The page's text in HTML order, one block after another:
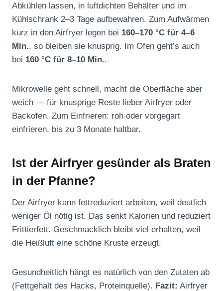
Abkühlen lassen, in luftdichten Behälter und im
Kühlschrank 2–3 Tage aufbewahren. Zum Aufwärmen
kurz in den Airfryer legen bei 160–170 °C für 4–6
Min., so bleiben sie knusprig. Im Ofen geht’s auch
bei 160 °C für 8–10 Min..
Mikrowelle geht schnell, macht die Oberfläche aber
weich — für knusprige Reste lieber Airfryer oder
Backofen. Zum Einfrieren: roh oder vorgegart
einfrieren, bis zu 3 Monate haltbar.
Ist der Airfryer gesünder als Braten
in der Pfanne?
Der Airfryer kann fettreduziert arbeiten, weil deutlich
weniger Öl nötig ist. Das senkt Kalorien und reduziert
Frittierfett. Geschmacklich bleibt viel erhalten, weil
die Heißluft eine schöne Kruste erzeugt.
Gesundheitlich hängt es natürlich von den Zutaten ab
(Fettgehalt des Hacks, Proteinquelle). Fazit: Airfryer